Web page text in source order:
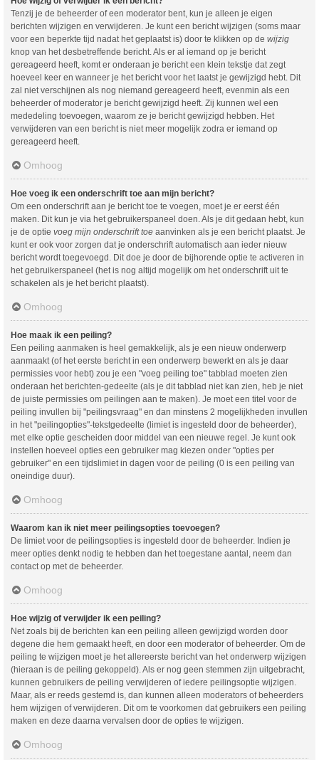
Tenzij je de beheerder of een moderator bent, kun je alleen je eigen
berichten wijzigen en verwijderen. Je kunt een bericht wijzigen (soms maar
voor een beperkte tijd nadat het geplaatst is) door te klikken op de wijzig
knop van het desbetreffende bericht. Als er al iemand op je bericht
gereageerd heeft, komt er onderaan je bericht een klein tekstje dat zegt
hoeveel keer en wanneer je het bericht voor het laatst je gewijzigd hebt. Dit
zal niet verschijnen als nog niemand gereageerd heeft, evenmin als een
beheerder of moderator je bericht gewijzigd heeft. Zij kunnen wel een
mededeling toevoegen, waarom ze je bericht gewijzigd hebben. Het
verwijderen van een bericht is niet meer mogelijk zodra er iemand op
gereageerd heeft.
Omhoog
Hoe voeg ik een onderschrift toe aan mijn bericht?
Om een onderschrift aan je bericht toe te voegen, moet je er eerst één
maken. Dit kun je via het gebruikerspaneel doen. Als je dit gedaan hebt, kun
je de optie voeg mijn onderschrift toe aanvinken als je een bericht plaatst. Je
kunt er ook voor zorgen dat je onderschrift automatisch aan ieder nieuw
bericht wordt toegevoegd. Dit doe je door de bijhorende optie te activeren in
het gebruikerspaneel (het is nog altijd mogelijk om het onderschrift uit te
schakelen als je het bericht plaatst).
Omhoog
Hoe maak ik een peiling?
Een peiling aanmaken is heel gemakkelijk, als je een nieuw onderwerp
aanmaakt (of het eerste bericht in een onderwerp bewerkt en als je daar
permissies voor hebt) zou je een "voeg peiling toe" tabblad moeten zien
onderaan het berichten-gedeelte (als je dit tabblad niet kan zien, heb je niet
de juiste permissies om peilingen aan te maken). Je moet een titel voor de
peiling invullen bij "peilingsvraag" en dan minstens 2 mogelijkheden invullen
in het "peilingopties"-tekstgedeelte (limiet is ingesteld door de beheerder),
met elke optie gescheiden door middel van een nieuwe regel. Je kunt ook
instellen hoeveel opties een gebruiker mag kiezen onder "opties per
gebruiker" en een tijdslimiet in dagen voor de peiling (0 is een peiling van
oneindige duur).
Omhoog
Waarom kan ik niet meer peilingsopties toevoegen?
De limiet voor de peilingsopties is ingesteld door de beheerder. Indien je
meer opties denkt nodig te hebben dan het toegestane aantal, neem dan
contact op met de beheerder.
Omhoog
Hoe wijzig of verwijder ik een peiling?
Net zoals bij de berichten kan een peiling alleen gewijzigd worden door
degene die hem gemaakt heeft, en door een moderator of beheerder. Om de
peiling te wijzigen moet je het allereerste bericht van het onderwerp wijzigen
(hieraan is de peiling gekoppeld). Als er nog geen stemmen zijn uitgebracht,
kunnen gebruikers de peiling verwijderen of iedere peilingsoptie wijzigen.
Maar, als er reeds gestemd is, dan kunnen alleen moderators of beheerders
hem wijzigen of verwijderen. Dit om te voorkomen dat gebruikers een peiling
maken en deze daarna vervalsen door de opties te wijzigen.
Omhoog